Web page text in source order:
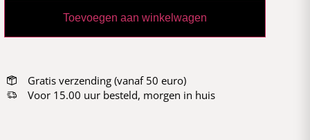
Toevoegen aan winkelwagen
Gratis verzending (vanaf 50 euro)
Voor 15.00 uur besteld, morgen in huis